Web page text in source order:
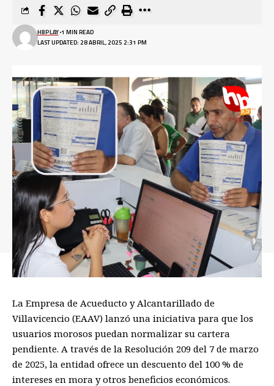
LAST UPDATED: 28 ABRIL, 2025 2:31 PM
HBPLAY 1 MIN READ
La Empresa de Acueducto y Alcantarillado de
Villavicencio (EAAV) lanzó una iniciativa para que los
usuarios morosos puedan normalizar su cartera
pendiente. A través de la Resolución 209 del 7 de marzo
de 2025, la entidad ofrece un descuento del 100 % de
intereses en mora y otros beneficios económicos.